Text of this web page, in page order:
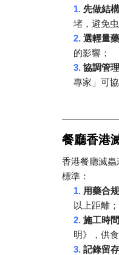
1. 先做結
堵，避免
2. 選輕量
的影響；
3. 協調管
專家」可
餐廳香港
香港餐廳滅
標準：
1. 用藥合规
以上距離
2. 施工時
明》，供
3. 記錄留